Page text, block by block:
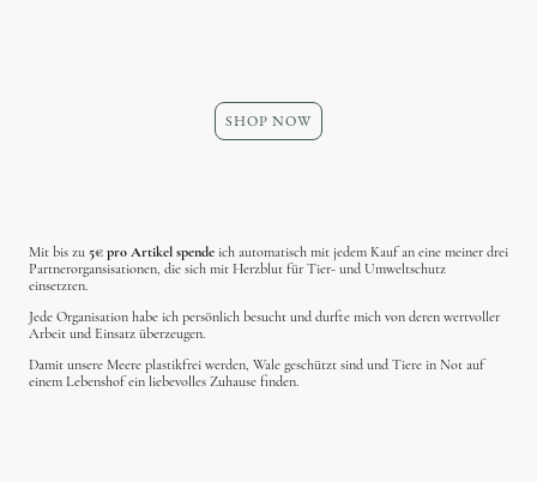
SHOP NOW
Mit bis zu 5€ pro Artikel spende ich automatisch mit jedem Kauf an eine meiner drei
Partnerorgansisationen, die sich mit Herzblut für Tier- und Umweltschutz
einsetzten.
Jede Organisation habe ich persönlich besucht und durfte mich von deren wertvoller
Arbeit und Einsatz überzeugen.
Damit unsere Meere plastikfrei werden, Wale geschützt sind und Tiere in Not auf
einem Lebenshof ein liebevolles Zuhause finden.